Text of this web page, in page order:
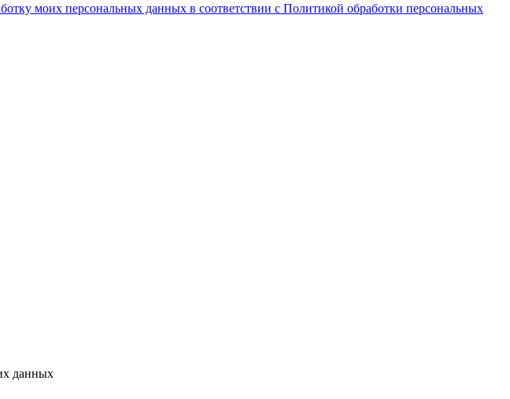
моих персональных данных в соответствии с Политикой обработки персональных
данных